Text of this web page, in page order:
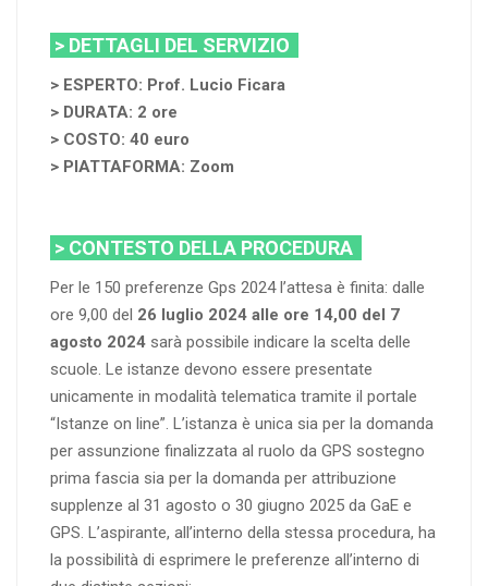
> DETTAGLI DEL SERVIZIO
> ESPERTO: Prof. Lucio Ficara
> DURATA: 2 ore
> COSTO: 40 euro
> PIATTAFORMA: Zoom
> CONTESTO DELLA PROCEDURA
Per le 150 preferenze Gps 2024 l’attesa è finita: dalle
ore 9,00 del 26 luglio 2024 alle ore 14,00 del 7
agosto 2024 sarà possibile indicare la scelta delle
scuole. Le istanze devono essere presentate
unicamente in modalità telematica tramite il portale
“Istanze on line”. L’istanza è unica sia per la domanda
per assunzione finalizzata al ruolo da GPS sostegno
prima fascia sia per la domanda per attribuzione
supplenze al 31 agosto o 30 giugno 2025 da GaE e
GPS. L’aspirante, all’interno della stessa procedura, ha
la possibilità di esprimere le preferenze all’interno di